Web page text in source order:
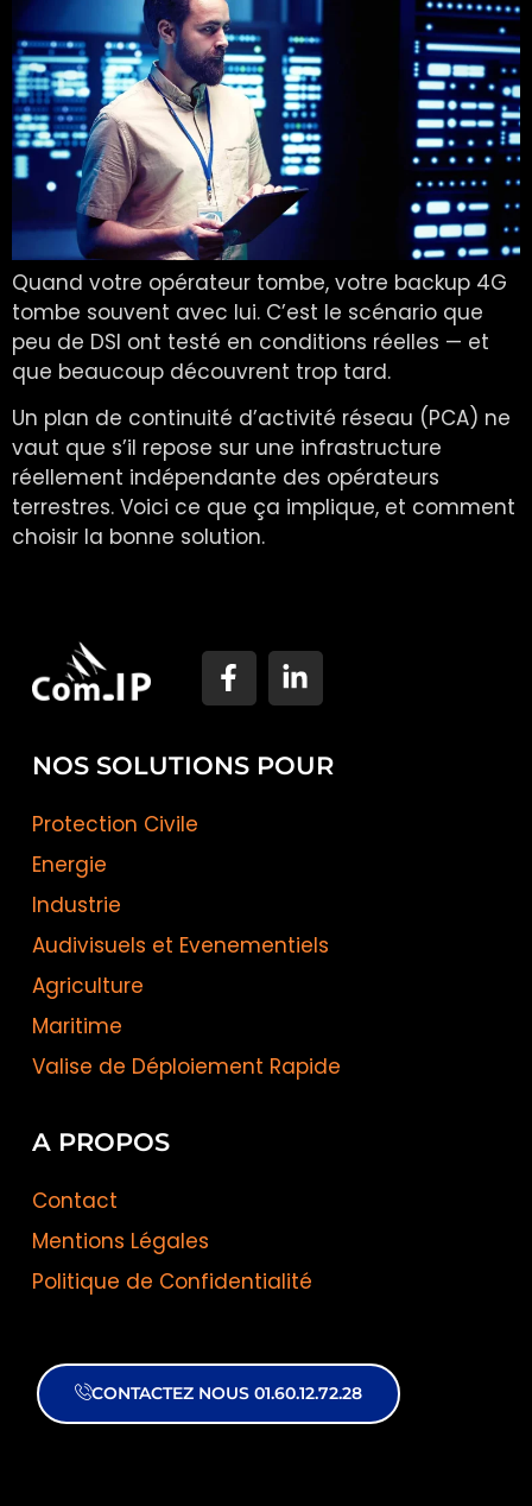
Quand votre opérateur tombe, votre backup 4G
tombe souvent avec lui. C’est le scénario que
peu de DSI ont testé en conditions réelles — et
que beaucoup découvrent trop tard.
Un plan de continuité d’activité réseau (PCA) ne
vaut que s’il repose sur une infrastructure
réellement indépendante des opérateurs
terrestres. Voici ce que ça implique, et comment
choisir la bonne solution.
NOS SOLUTIONS POUR
Protection Civile
Energie
Industrie
Audivisuels et Evenementiels
Agriculture
Maritime
Valise de Déploiement Rapide
A PROPOS
Contact
Mentions Légales
Politique de Confidentialité
CONTACTEZ NOUS 01.60.12.72.28